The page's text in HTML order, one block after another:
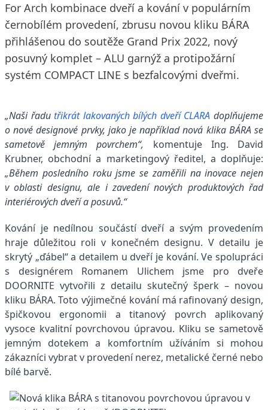
For Arch kombinace dveří a kování v populárním
černobílém provedení, zbrusu novou kliku BÁRA
přihlášenou do soutěže Grand Prix 2022, nový
posuvný komplet – ALU garnýž a protipožární
systém COMPACT LINE s bezfalcovými dveřmi.
„Naši řadu třikrát lakovaných bílých dveří CLARA doplňujeme
o nové designové prvky, jako je například nová klika BÁRA se
sametově jemným povrchem“, komentuje Ing. David
Krubner, obchodní a marketingový ředitel, a doplňuje:
„Během posledního roku jsme se zaměřili na inovace nejen
v oblasti designu, ale i zavedení nových produktových řad
interiérových dveří a posuvů.“
Kování je nedílnou součástí dveří a svým provedením
hraje důležitou roli v konečném designu. V detailu je
skrytý „ďábel“ a detailem u dveří je kování. Ve spolupráci
s designérem Romanem Ulichem jsme pro dveře
DOORNITE vytvořili z detailu skutečný šperk – novou
kliku BÁRA. Toto výjimečné kování má rafinovaný design,
špičkovou ergonomii a titanový povrch aplikovaný
vysoce kvalitní povrchovou úpravou. Kliku se sametově
jemným dotekem a komfortním užíváním si mohou
zákazníci vybrat v provedení nerez, metalické černé nebo
bílé barvě.